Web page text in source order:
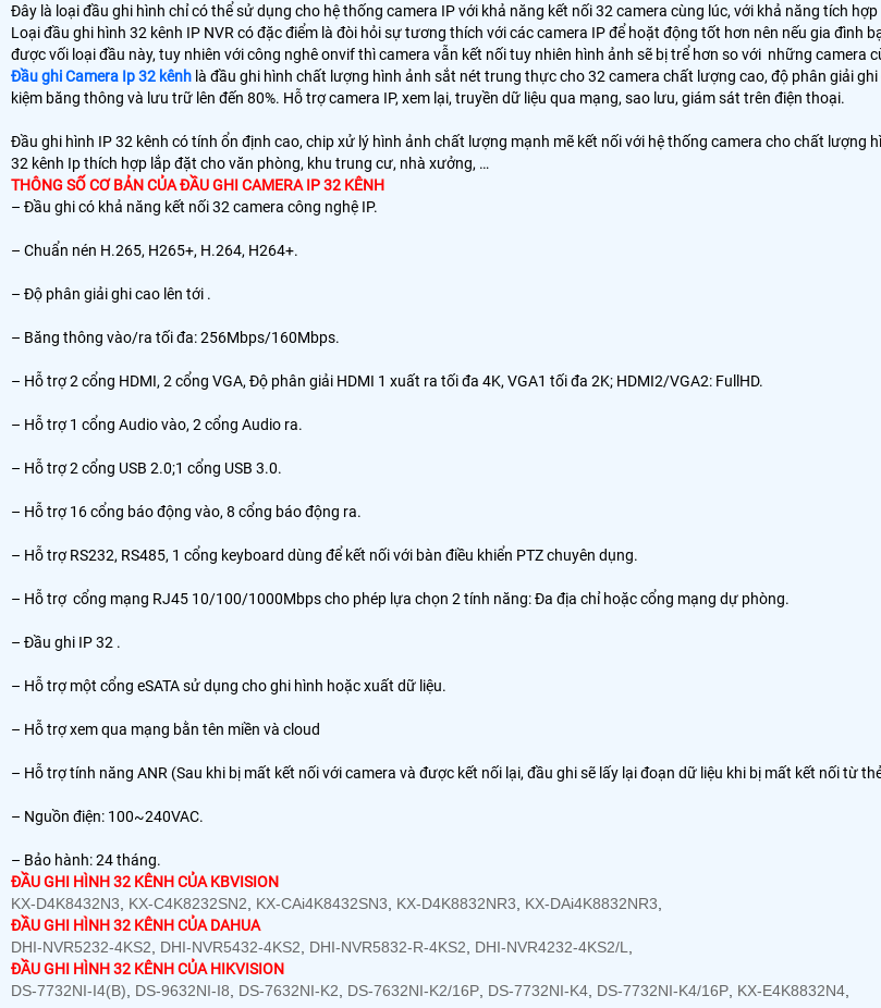
Đây là loại đầu ghi hình chỉ có thể sử dụng cho hệ thống camera IP với khả năng kết nối 32 camera cùng lúc, với khả năng tích
Loại đầu ghi hình 32 kênh IP NVR có đặc điểm là đòi hỏi sự tương thích với các camera IP để hoặt động tốt hơn nên nếu gia
được vối loại đầu này, tuy nhiên với công nghê onvif thì camera vẫn kết nối tuy nhiên hình ảnh sẽ bị trể hơn so với những camera
Đầu ghi Camera Ip 32 kênh là đầu ghi hình chất lượng hình ảnh sắt nét trung thực cho 32 camera chất lượng cao, độ phân giải
kiệm băng thông và lưu trữ lên đến 80%. Hỗ trợ camera IP, xem lại, truyền dữ liệu qua mạng, sao lưu, giám sát trên điện thoại.
Đầu ghi hình IP 32 kênh có tính ổn định cao, chip xử lý hình ảnh chất lượng mạnh mẽ kết nối với hệ thống camera cho chất
32 kênh Ip thích hợp lắp đặt cho văn phòng, khu trung cư, nhà xưởng, …
THÔNG SỐ CƠ BẢN CỦA ĐẦU GHI CAMERA IP 32 KÊNH
– Đầu ghi có khả năng kết nối 32 camera công nghệ IP.
– Chuẩn nén H.265, H265+, H.264, H264+.
– Độ phân giải ghi cao lên tới .
– Băng thông vào/ra tối đa: 256Mbps/160Mbps.
– Hỗ trợ 2 cổng HDMI, 2 cổng VGA, Độ phân giải HDMI 1 xuất ra tối đa 4K, VGA1 tối đa 2K; HDMI2/VGA2: FullHD.
– Hỗ trợ 1 cổng Audio vào, 2 cổng Audio ra.
– Hỗ trợ 2 cổng USB 2.0;1 cổng USB 3.0.
– Hỗ trợ 16 cổng báo động vào, 8 cổng báo động ra.
– Hỗ trợ RS232, RS485, 1 cổng keyboard dùng để kết nối với bàn điều khiển PTZ chuyên dụng.
– Hỗ trợ cổng mạng RJ45 10/100/1000Mbps cho phép lựa chọn 2 tính năng: Đa địa chỉ hoặc cổng mạng dự phòng.
– Đầu ghi IP 32 .
– Hỗ trợ một cổng eSATA sử dụng cho ghi hình hoặc xuất dữ liệu.
– Hỗ trợ xem qua mạng bằn tên miền và cloud
– Hỗ trợ tính năng ANR (Sau khi bị mất kết nối với camera và được kết nối lại, đầu ghi sẽ lấy lại đoạn dữ liệu khi bị mất kết nối từ
– Nguồn điện: 100~240VAC.
– Bảo hành: 24 tháng.
ĐẦU GHI HÌNH 32 KÊNH CỦA KBVISION
KX-D4K8432N3
KX-C4K8232SN2 KX-CAi4K8432SN3 KX-D4K8832NR3 KX-DAi4K8832NR3
ĐẦU GHI HÌNH 32 KÊNH CỦA DAHUA
DHI-NVR5232-4KS2
DHI-NVR5432-4KS2 DHI-NVR5832-R-4KS2 DHI-NVR4232-4KS2/L
ĐẦU GHI HÌNH 32 KÊNH CỦA HIKVISION
DS-7732NI-I4(B)
DS-9632NI-I8 DS-7632NI-K2 DS-7632NI-K2/16P DS-7732NI-K4 DS-7732NI-K4/16P KX-E4K8832N4